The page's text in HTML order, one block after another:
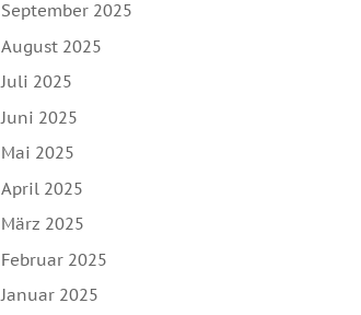
September 2025
August 2025
Juli 2025
Juni 2025
Mai 2025
April 2025
März 2025
Februar 2025
Januar 2025